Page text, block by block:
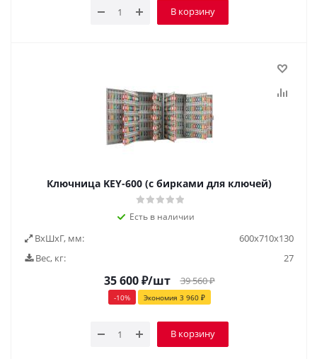
В корзину
Ключница KEY-600 (с бирками для ключей)
Есть в наличии
ВxШxГ, мм:
600x710x130
Вес, кг:
27
35 600₽/шт 39 560₽
-10% Экономия 3 960₽
В корзину